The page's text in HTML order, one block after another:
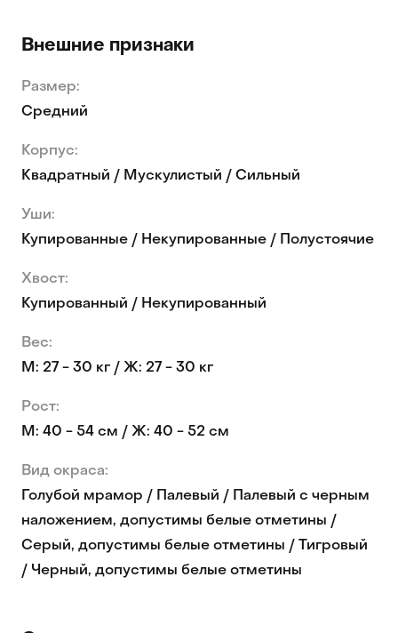
Внешние признаки
Размер:
Средний
Корпус:
Квадратный / Мускулистый / Сильный
Уши:
Купированные / Некупированные / Полустоячие
Хвост:
Купированный / Некупированный
Вес:
М: 27 - 30 кг / Ж: 27 - 30 кг
Рост:
М: 40 - 54 см / Ж: 40 - 52 см
Вид окраса:
Голубой мрамор / Палевый / Палевый с черным
наложением, допустимы белые отметины /
Серый, допустимы белые отметины / Тигровый
/ Черный, допустимы белые отметины